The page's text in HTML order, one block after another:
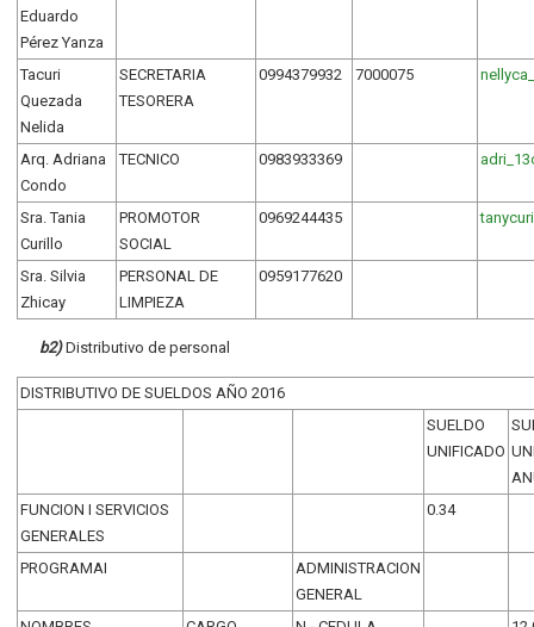
Eduardo
Pérez Yanza
Tacuri
Quezada
Nelida
SECRETARIA
TESORERA
0994379932 7000075
Arq. Adriana
Condo
TECNICO 0983933369
Sra. Tania
Curillo
PROMOTOR
SOCIAL
0969244435
Sra. Silvia
Zhicay
PERSONAL DE
LIMPIEZA
0959177620
b2)Distributivo de personal
DISTRIBUTIVO DE SUELDOS AÑO 2016
SUELDO
UNIFICADO
FUNCION I SERVICIOS
GENERALES
0.34
PROGRAMAI
ADMINISTRACION
GENERAL